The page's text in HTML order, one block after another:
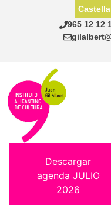
965 12 12
Descargar
agenda JULIO
2026